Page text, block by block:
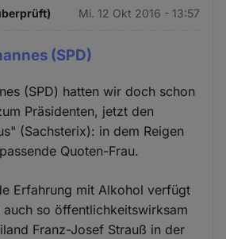
Mi. 12 Okt 2016 - 13:57
(SPD)
(SPD) hatten wir doch schon
Präsidenten, jetzt den
(Sachsterix): in dem Reigen
Quoten-Frau.
Erfahrung mit Alkohol verfügt
so öffentlichkeitswirksam
Franz-Josef Strauß in der